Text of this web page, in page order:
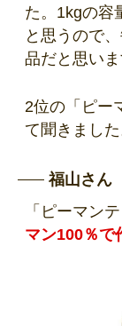
た。1kgの容
と思うので
品だと思いま
2位の「ピー
て聞きました
福山さん
「ピーマン
マン100％で